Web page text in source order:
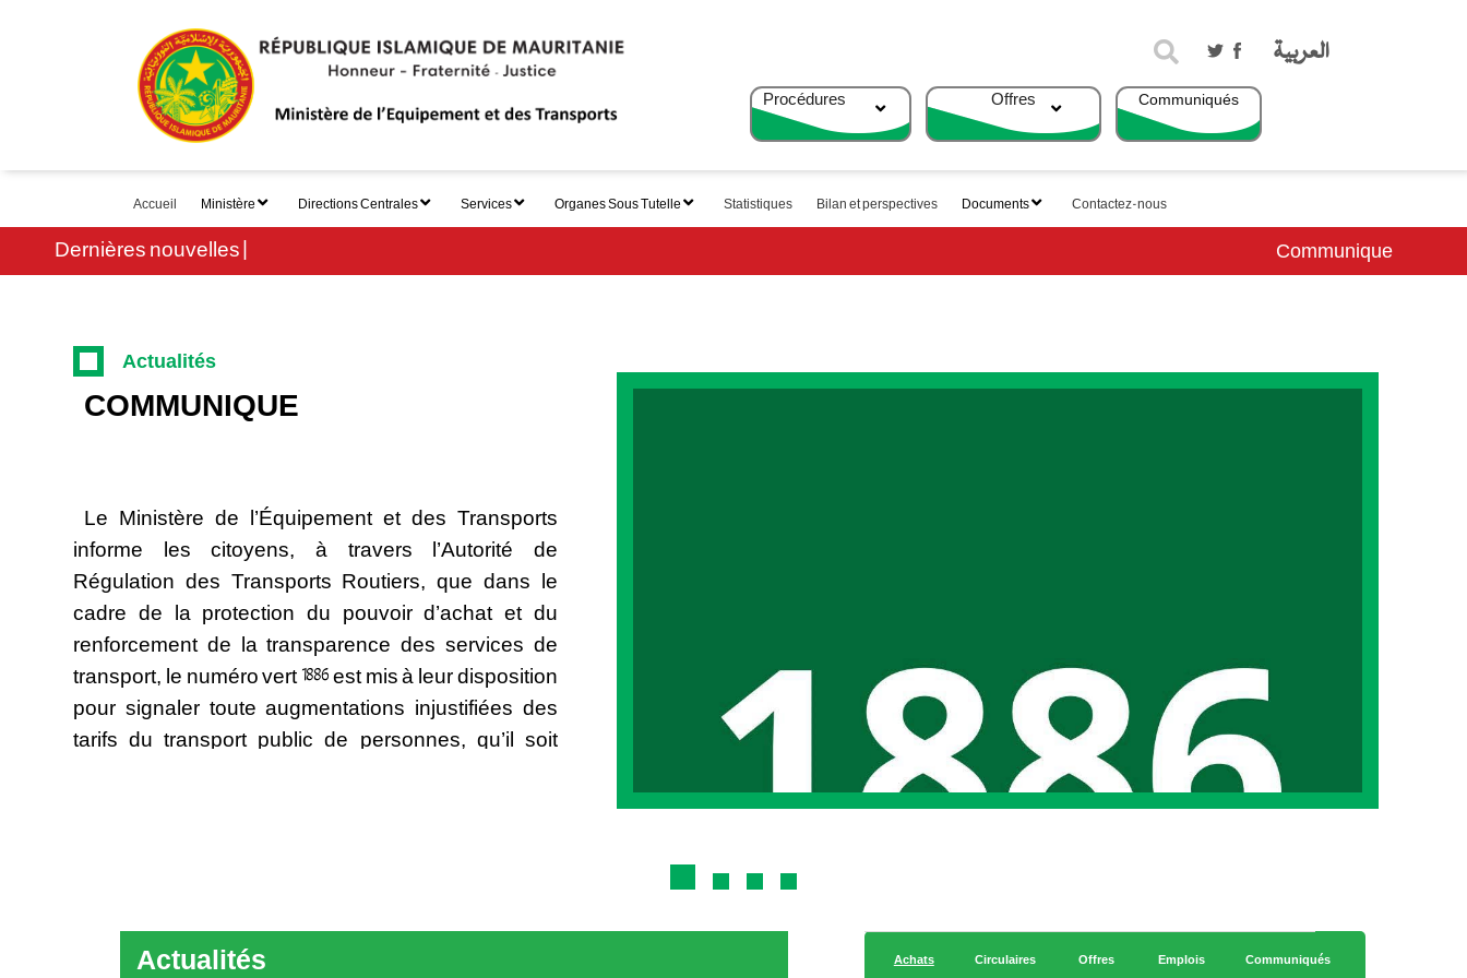
Rechercher
menu
Communiqués
Offres
Procédures
main
menu
Accueil Ministère Directions Centrales Services Organes Sous Tutelle Statistiques Bilan et perspectives Documents Contactez-nous
Dernières nouvelles
Actualités
COMMUNIQUE
Le Ministère de l’Équipement et des Transports
informe les citoyens, à travers l’Autorité de
Régulation des Transports Routiers, que dans le
cadre de la protection du pouvoir d’achat et du
renforcement de la transparence des services de
transport, le numéro vert 1886 est mis à leur disposition
pour signaler toute augmentations injustifiées des
tarifs du transport public de personnes, qu’il soit
et de faciliter l’intervention rapide des services
compétents de l’Autorité de Régulation des
Achats Circulaires Offres Emplois Communiqués
Actualités